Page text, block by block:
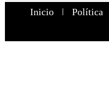
Inicio Política